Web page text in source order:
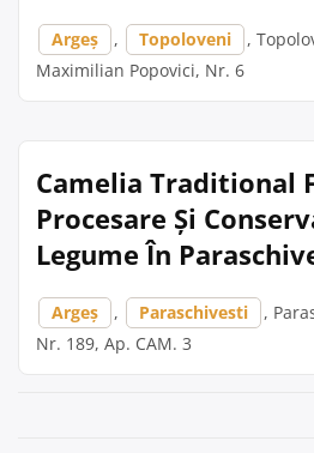
Argeș , Topoloveni
,
Maximilian Popovici, Nr. 6
Camelia Traditional
Procesare Și
Legume În
Argeș , Paraschivesti
,
Nr. 189, Ap. CAM. 3